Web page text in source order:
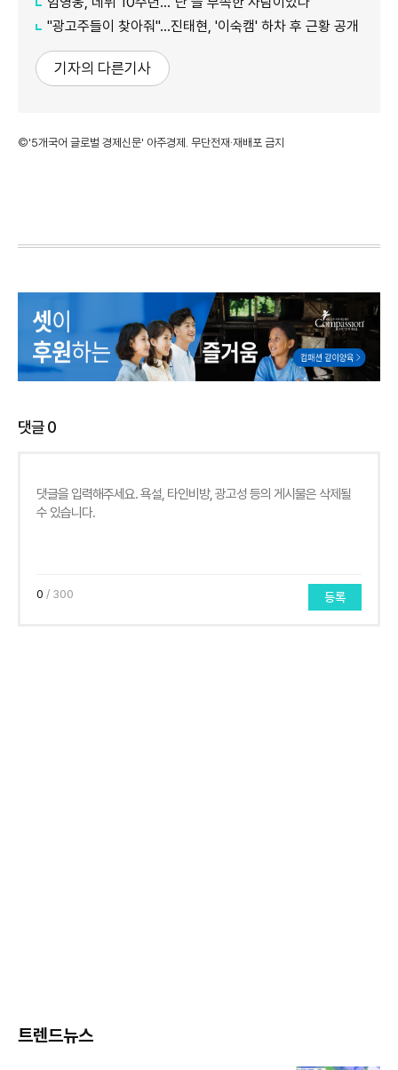
"광고주들이 찾아줘"…진태현, '이숙캠' 하차 후 근황 공개
기자의 다른기사
©'5개국어 글로벌 경제신문' 아주경제. 무단전재·재배포 금지
댓글0
0 / 300 등록
트렌드뉴스